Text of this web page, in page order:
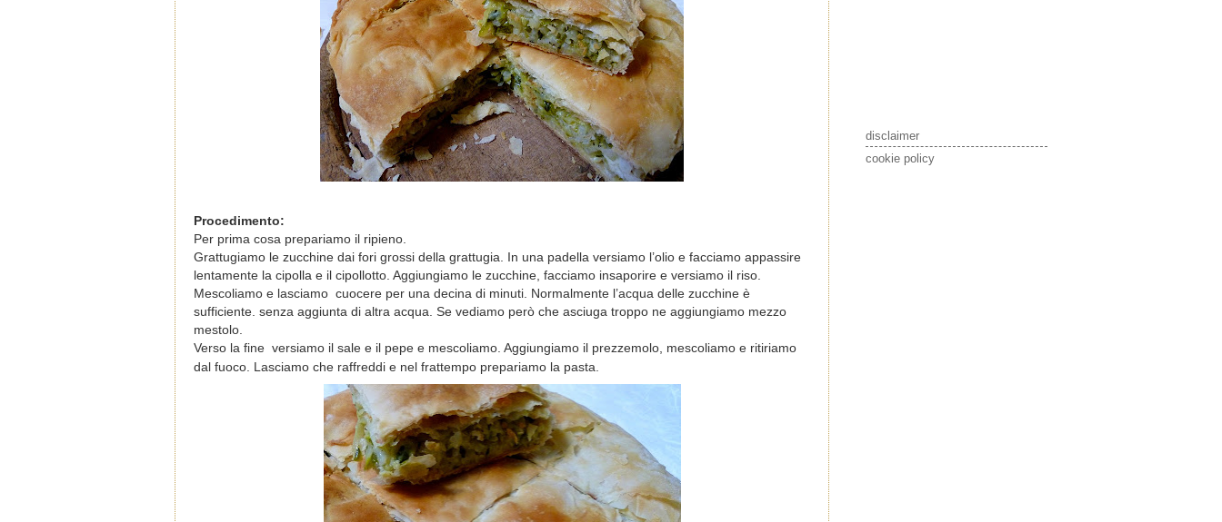
Procedimento:
Per prima cosa prepariamo il ripieno.
Grattugiamo le zucchine dai fori grossi della grattugia. In una padella versiamo l’olio e facciamo appassire
lentamente la cipolla e il cipollotto. Aggiungiamo le zucchine, facciamo insaporire e versiamo il riso.
Mescoliamo e lasciamo cuocere per una decina di minuti. Normalmente l’acqua delle zucchine è
sufficiente. senza aggiunta di altra acqua. Se vediamo però che asciuga troppo ne aggiungiamo mezzo
mestolo.
Verso la fine versiamo il sale e il pepe e mescoliamo. Aggiungiamo il prezzemolo, mescoliamo e ritiriamo
dal fuoco. Lasciamo che raffreddi e nel frattempo prepariamo la pasta.
disclaimer
cookie policy